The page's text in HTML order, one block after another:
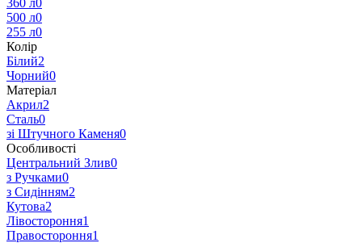
500 л0
255 л0
Колір
Білий2
Чорний0
Матеріал
Акрил2
Сталь0
зі Штучного Каменя0
Особливості
Центральний Злив0
з Ручками0
з Сидінням2
Кутова2
Лівостороння1
Правостороння1